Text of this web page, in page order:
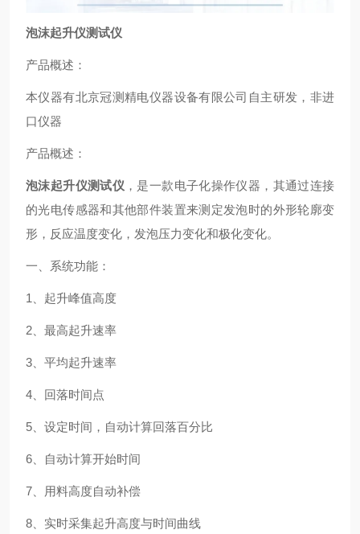
泡沫起升仪测试仪
产品概述：
本仪器有北京冠测精电仪器设备有限公司自主研发，非进
口仪器
产品概述：
泡沫起升仪测试仪 ，是一款电子化操作仪器，其通过连接
的光电传感器和其他部件装置来测定发泡时的外形轮廓变
形，反应温度变化，发泡压力变化和极化变化。
一、系统功能：
1、起升峰值高度
2、最高起升速率
3、平均起升速率
4、回落时间点
5、设定时间，自动计算回落百分比
6、自动计算开始时间
7、用料高度自动补偿
8、实时采集起升高度与时间曲线